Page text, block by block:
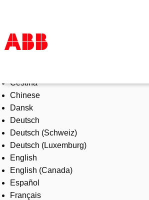
Products & Solutions
Industries
Services
About us
Where to buy
Contact us
Careers
Čeština
Chinese
Dansk
Deutsch
Deutsch (Schweiz)
Deutsch (Luxemburg)
English
English (Canada)
Español
Français